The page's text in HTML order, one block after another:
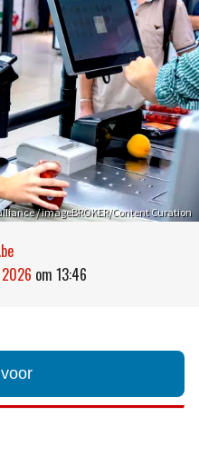
/ imageBROKER/Content Curation
2026 om 13:46